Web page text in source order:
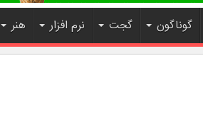
گوناگون گجت نرم افزار هنر